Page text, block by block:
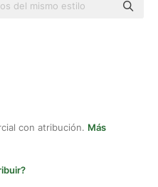
con atribución. Más